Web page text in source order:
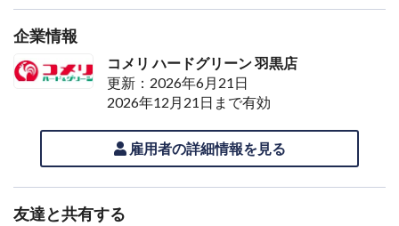
企業情報
コメリ ハードグリーン 羽黒店
更新：2026年6月21日
2026年12月21日まで有効
雇用者の詳細情報を見る
友達と共有する